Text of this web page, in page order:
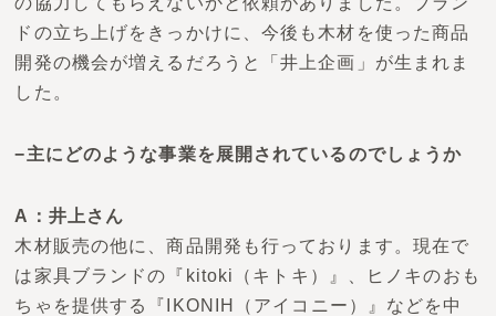
ドの立ち上げをきっかけに、今後も木材を使った商品
開発の機会が増えるだろうと
「井上企画」が生まれま
した。
−主にどのような事業を展開されているのでしょうか
A：井上さん
木材販売の他に、商品開発も行っております。現在で
は家具ブランドの 『kitoki（キトキ）』
、ヒノキのおも
ちゃを提供する
『IKONIH（アイコニー）』 などを中